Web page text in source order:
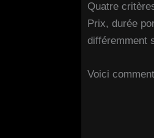
Quatre
Prix, durée
différemment
Voici